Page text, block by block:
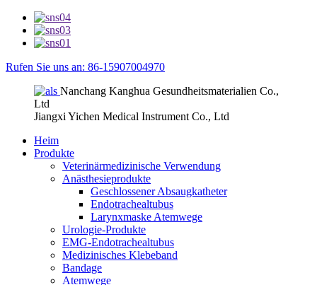
Rufen Sie uns an: 86-15907004970
Nanchang Kanghua Gesundheitsmaterialien Co.,
Ltd
Jiangxi Yichen Medical Instrument Co., Ltd
Heim
Produkte
Veterinärmedizinische Verwendung
Anästhesieprodukte
Geschlossener Absaugkatheter
Endotrachealtubus
Larynxmaske Atemwege
Urologie-Produkte
EMG-Endotrachealtubus
Medizinisches Klebeband
Bandage
Atemwege